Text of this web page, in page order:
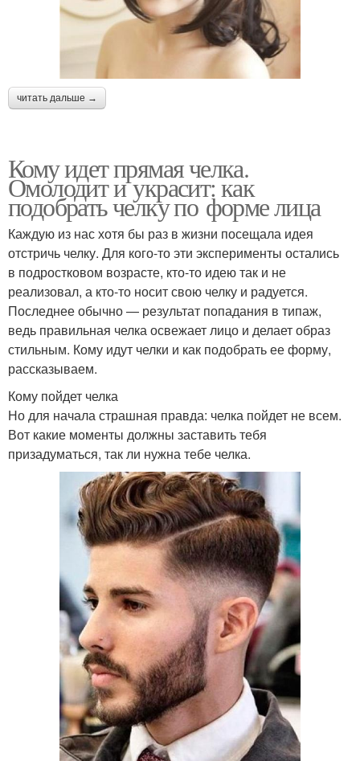
читать дальше →
Кому идет прямая челка.
Омолодит и украсит: как
подобрать челку по форме лица
Каждую из нас хотя бы раз в жизни посещала идея
отстричь челку. Для кого-то эти эксперименты остались
в подростковом возрасте, кто-то идею так и не
реализовал, а кто-то носит свою челку и радуется.
Последнее обычно — результат попадания в типаж,
ведь правильная челка освежает лицо и делает образ
стильным. Кому идут челки и как подобрать ее форму,
рассказываем.
Кому пойдет челка
Но для начала страшная правда: челка пойдет не всем.
Вот какие моменты должны заставить тебя
призадуматься, так ли нужна тебе челка.